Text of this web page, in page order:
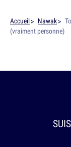
Accueil Nawak
(vraiment personne)